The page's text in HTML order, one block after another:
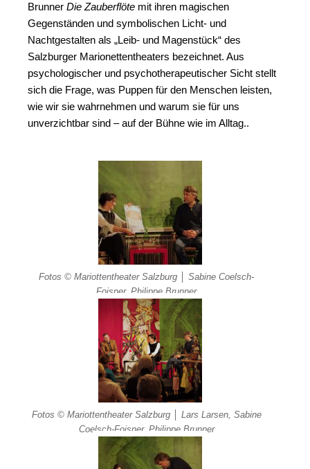
Brunner Die Zauberflöte mit ihren magischen
Gegenständen und symbolischen Licht- und
Nachtgestalten als „Leib- und Magenstück“ des
Salzburger Marionettentheaters bezeichnet. Aus
psychologischer und psychotherapeutischer Sicht stellt
sich die Frage, was Puppen für den Menschen leisten,
wie wir sie wahrnehmen und warum sie für uns
unverzichtbar sind – auf der Bühne wie im Alltag..
Fotos © Mariottentheater Salzburg │ Sabine Coelsch-
Foisner, Philippe Brunner
Fotos © Mariottentheater Salzburg │ Lars Larsen, Sabine
Coelsch-Foisner, Philippe Brunner